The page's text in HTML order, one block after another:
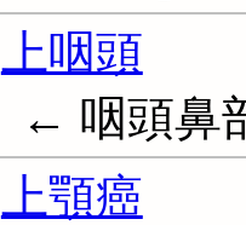
上咽頭
← 咽頭鼻
上顎癌